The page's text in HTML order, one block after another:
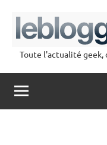
contenu
Toute l'actualité geek,